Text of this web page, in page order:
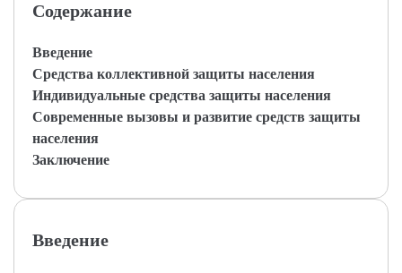
Содержание
Введение
Средства коллективной защиты населения
Индивидуальные средства защиты населения
Современные вызовы и развитие средств защиты
населения
Заключение
Введение